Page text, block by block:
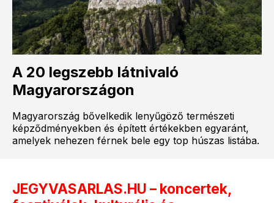
A 20 legszebb látnivaló
Magyarországon
Magyarország bővelkedik lenyűgöző természeti
képződményekben és épített értékekben egyaránt,
amelyek nehezen férnek bele egy top húszas listába.
JEGYVASARLAS.HU – koncertek,